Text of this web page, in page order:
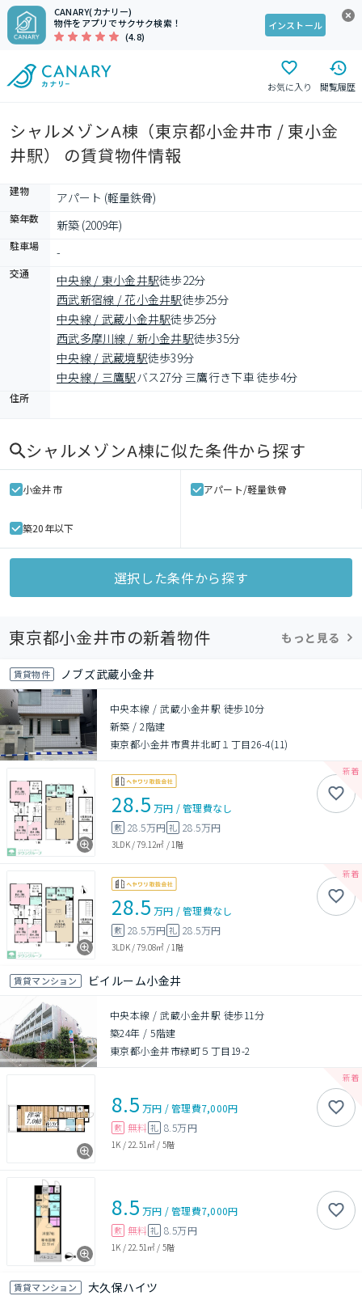
CANARY(カナリー)
物件をアプリでサクサク検索！
(4.8)
インストール
お気に入り 閲覧履歴
シャルメゾンA棟（東京都小金井市 / 東小金
井駅） の賃貸物件情報
建物 アパート (軽量鉄骨)
築年数 新築 (2009年)
駐車場 -
交通 中央線 / 東小金井駅徒歩22分
西武新宿線 / 花小金井駅徒歩25分
中央線 / 武蔵小金井駅徒歩25分
西武多摩川線 / 新小金井駅徒歩35分
中央線 / 武蔵境駅徒歩39分
中央線 / 三鷹駅バス27分 三鷹行き下車 徒歩4分
住所
シャルメゾンA棟に似た条件から探す
小金井市 アパート/軽量鉄骨
築20年以下
選択した条件から探す
東京都小金井市の新着物件 もっと見る
賃貸物件 ノブズ武蔵小金井
中央本線 / 武蔵小金井駅 徒歩10分
新築 /2階建
東京都小金井市貫井北町１丁目26-4(11)
28.5 万円 /管理費なし
敷 28.5万円 礼 28.5万円
3LDK/79.12㎡ /1階
28.5 万円 /管理費なし
敷 28.5万円 礼 28.5万円
3LDK/79.08㎡ /1階
賃貸マンション ビイルーム小金井
中央本線 / 武蔵小金井駅 徒歩11分
築24年 /5階建
東京都小金井市緑町５丁目19-2
8.5 万円 /管理費7,000円
敷 無料 礼 8.5万円
1K / 22.51㎡ / 5階
8.5 万円 /管理費7,000円
敷 無料 礼 8.5万円
1K / 22.51㎡ / 5階
賃貸マンション 大久保ハイツ